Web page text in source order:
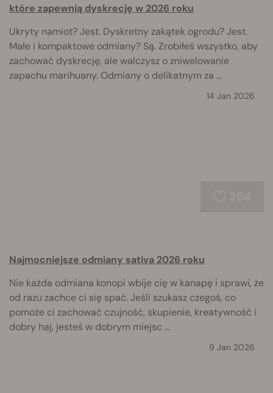
które zapewnią dyskrecję w 2026 roku
Ukryty namiot? Jest. Dyskretny zakątek ogrodu? Jest.
Małe i kompaktowe odmiany? Są. Zrobiłeś wszystko, aby
zachować dyskrecję, ale walczysz o zniwelowanie
zapachu marihuany. Odmiany o delikatnym za ...
14 Jan 2026
Najmocniejsze odmiany sativa 2026 roku
Nie każda odmiana konopi wbije cię w kanapę i sprawi, że
od razu zachce ci się spać. Jeśli szukasz czegoś, co
pomoże ci zachować czujność, skupienie, kreatywność i
dobry haj, jesteś w dobrym miejsc ...
9 Jan 2026